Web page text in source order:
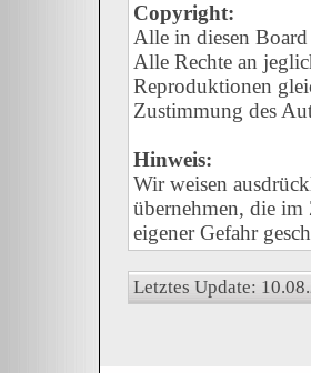
Copyright:
Alle in diesen
Alle Rechte an
Reproduktionen
Zustimmung des
Hinweis:
Wir weisen
übernehmen, die im
eigener Gefahr
Letztes Update: